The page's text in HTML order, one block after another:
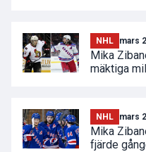
NHL mars
Mika
mäktiga
NHL mars
Mika
fjärde